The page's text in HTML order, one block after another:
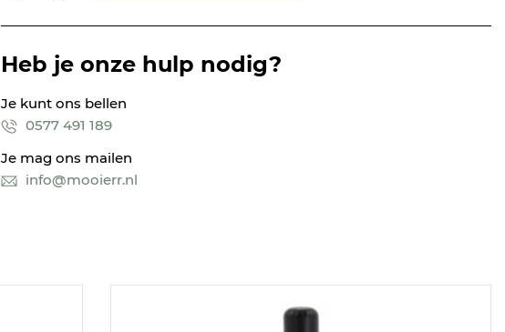
Heb je onze hulp nodig?
Je kunt ons bellen
0577 491 189
Je mag ons mailen
info@mooierr.nl